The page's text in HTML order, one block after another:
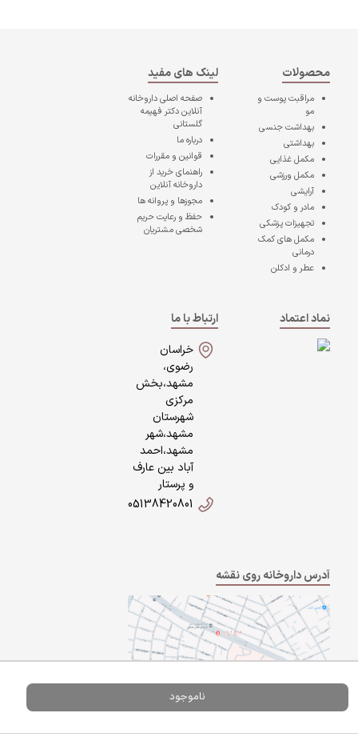
ناموجود
محصولات
مراقبت پوست و
مو
بهداشت جنسی
بهداشتی
مکمل غذایی
مکمل ورزشی
آرایشی
مادر و کودک
تجهیزات پزشکی
مکمل های کمک
درمانی
عطر و ادکلن
لینک های مفید
صفحه اصلیداروخانه
آنلاین دکتر فهیمه
گلستانی
درباره ما
قوانین و مقررات
راهنمای خرید از
داروخانه آنلاین
مجوزها و پروانه ها
حفظ و رعایت حریم
شخصی مشتریان
نماد اعتماد
ارتباط با ما
خراسان
رضوی،
مشهد،بخش
مرکزی
شهرستان
مشهد،شهر
مشهد،احمد
آباد بین عارف
و پرستار
05138420801
آدرس داروخانه روی نقشه
A Pluss
Powered By